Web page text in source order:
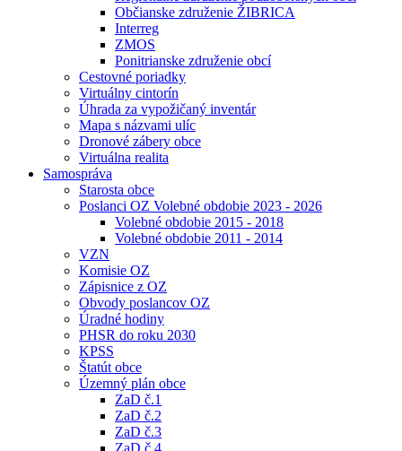
Občianske združenie ŽIBRICA
Interreg
ZMOS
Ponitrianske združenie obcí
Cestovné poriadky
Virtuálny cintorín
Úhrada za vypožičaný inventár
Mapa s názvami ulíc
Dronové zábery obce
Virtuálna realita
Samospráva
Starosta obce
Poslanci OZ Volebné obdobie 2023 - 2026
Volebné obdobie 2015 - 2018
Volebné obdobie 2011 - 2014
VZN
Komisie OZ
Zápisnice z OZ
Obvody poslancov OZ
Úradné hodiny
PHSR do roku 2030
KPSS
Štatút obce
Územný plán obce
ZaD č.1
ZaD č.2
ZaD č.3
ZaD č.4